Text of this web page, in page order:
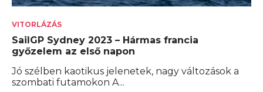
VITORLÁZÁS
SailGP Sydney 2023 – Hármas francia
győzelem az első napon
Jó szélben kaotikus jelenetek, nagy változások a
szombati futamokon A...